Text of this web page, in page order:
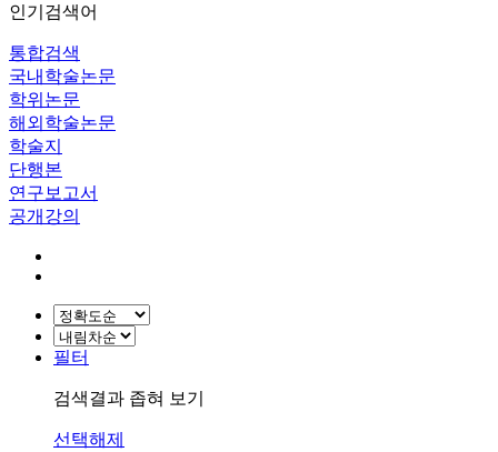
인기검색어
통합검색
국내학술논문
학위논문
해외학술논문
학술지
단행본
연구보고서
공개강의
필터
검색결과 좁혀 보기
선택해제